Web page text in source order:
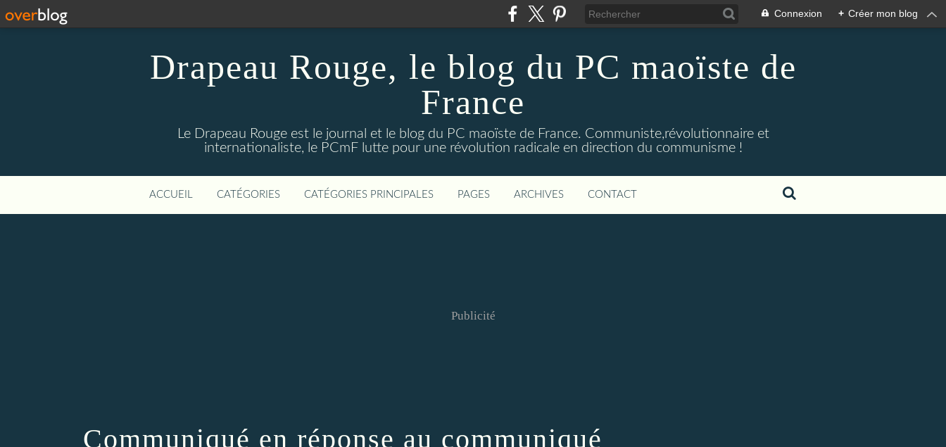
Connexion + Créer mon blog
Drapeau Rouge, le blog du PC maoïste de
France
Le Drapeau Rouge est le journal et le blog du PC maoïste de France. Communiste,révolutionnaire et
internationaliste, le PCmF lutte pour une révolution radicale en direction du communisme !
ACCUEIL CATÉGORIES CATÉGORIES PRINCIPALES PAGES ARCHIVES CONTACT
Publicité
Communiqué en réponse au communiqué